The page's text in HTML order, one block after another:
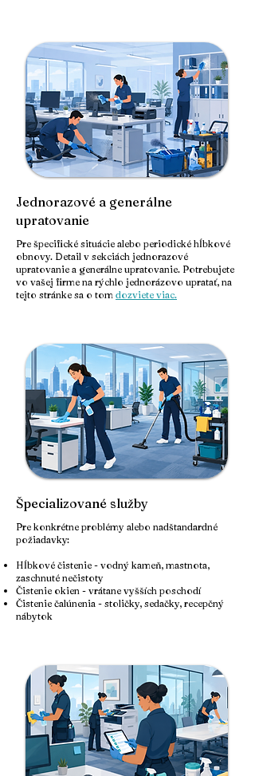
Jednorazové a generálne
upratovanie
Pre špecifické situácie alebo periodické hĺbkové
obnovy. Detail v sekciách jednorazové
upratovanie a generálne upratovanie. Potrebujete
vo vašej firme na rýchlo jednorázovo upratať, na
tejto stránke sa o tom dozviete viac.
Špecializované služby
Pre konkrétne problémy alebo nadštandardné
požiadavky:
Hĺbkové čistenie - vodný kameň, mastnota,
zaschnuté nečistoty
Čistenie okien - vrátane vyšších poschodí
Čistenie čalúnenia - stoličky, sedačky, recepčný
nábytok